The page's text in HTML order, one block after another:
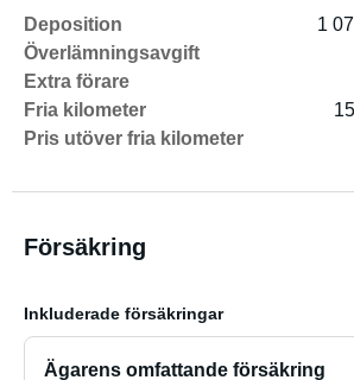
Deposition
1
Överlämningsavgift
Extra förare
Fria kilometer
Pris utöver fria kilometer
Försäkring
Inkluderade försäkringar
Ägarens omfattande försäkring